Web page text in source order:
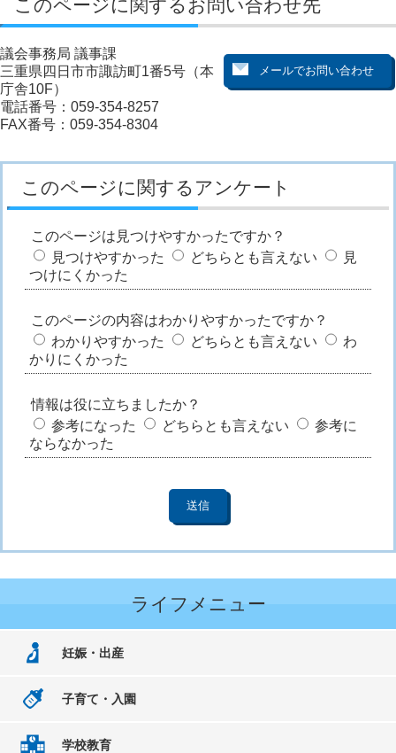
このページに関するお問い合わせ先
議会事務局 議事課
三重県四日市市諏訪町1番5号（本
庁舎10F）
電話番号：059-354-8257
FAX番号：059-354-8304
このページに関するアンケート
このページは見つけやすかったですか？
見つけやすかった
どちらとも言えない
見
つけにくかった
このページの内容はわかりやすかったですか？
わかりやすかった
どちらとも言えない
わ
かりにくかった
情報は役に立ちましたか？
参考になった
どちらとも言えない
参考に
ならなかった
ライフメニュー
妊娠・出産
子育て・入園
学校教育